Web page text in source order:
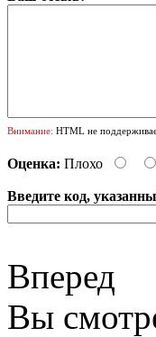
Внимание: HTML не
Оценка: Плохо
Введите код,
Вперед
Вы